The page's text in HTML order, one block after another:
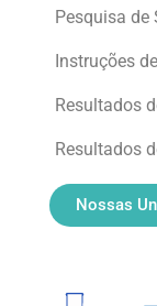
Pesquisa
Instruções
Resultados
Resultados
Nossas